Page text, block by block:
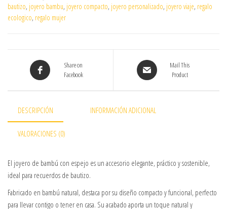
bautizo, joyero bambu, joyero compacto, joyero personalizado, joyero viaje, regalo
ecologico, regalo mujer
Share on
Facebook
Mail This
Product
DESCRIPCIÓN INFORMACIÓN ADICIONAL
VALORACIONES (0)
El joyero de bambú con espejo es un accesorio elegante, práctico y sostenible,
ideal para recuerdos de bautizo.
Fabricado en bambú natural, destaca por su diseño compacto y funcional, perfecto
para llevar contigo o tener en casa. Su acabado aporta un toque natural y